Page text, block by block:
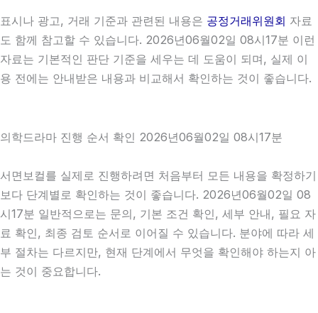
표시나 광고, 거래 기준과 관련된 내용은 공정거래위원회 자료
도 함께 참고할 수 있습니다. 2026년06월02일 08시17분 이런
자료는 기본적인 판단 기준을 세우는 데 도움이 되며, 실제 이
용 전에는 안내받은 내용과 비교해서 확인하는 것이 좋습니다.
의학드라마 진행 순서 확인 2026년06월02일 08시17분
서면보컬를 실제로 진행하려면 처음부터 모든 내용을 확정하기
보다 단계별로 확인하는 것이 좋습니다. 2026년06월02일 08
시17분 일반적으로는 문의, 기본 조건 확인, 세부 안내, 필요 자
료 확인, 최종 검토 순서로 이어질 수 있습니다. 분야에 따라 세
부 절차는 다르지만, 현재 단계에서 무엇을 확인해야 하는지 아
는 것이 중요합니다.